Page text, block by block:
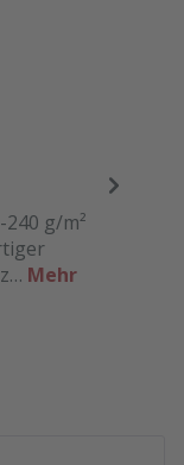
g/m²
Mehr